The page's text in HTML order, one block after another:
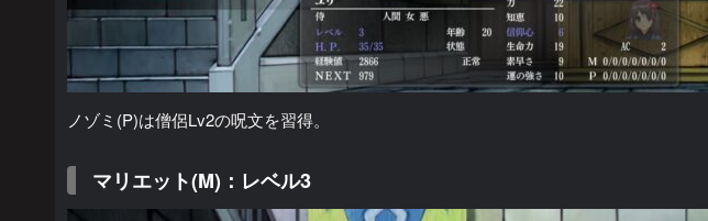
ノゾミ(P)は僧侶Lv2の呪文を習得。
マリエット(M)：レベル3